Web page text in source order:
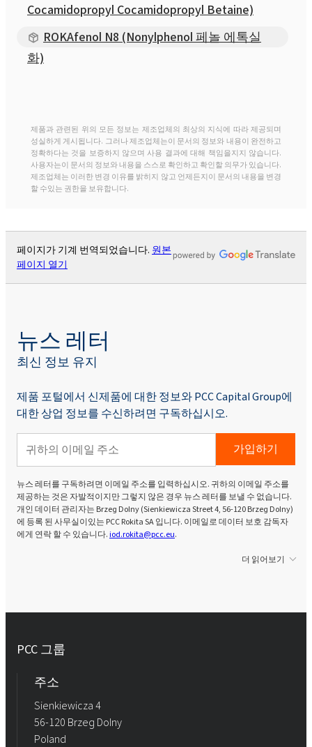
Cocamidopropyl Cocamidopropyl Betaine)
ROKAfenol N8 (Nonylphenol 페놀 에톡실
화)
제품과 관련된 위의 모든 정보는 제조업체의 최상의 지식에 따라 제공되며
성실하게 게시됩니다. 그러나 제조업체는이 문서의 정보와 내용이 완전하고
정확하다는 것을 보증하지 않으며 사용 결과에 대해 책임을지지 않습니다.
사용자는이 문서의 정보와 내용을 스스로 확인하고 확인할 의무가 있습니다.
제조업체는 이러한 변경 이유를 밝히지 않고 언제든지이 문서의 내용을 변경
할 수있는 권한을 보유합니다.
페이지가 기계 번역되었습니다. 원본
페이지 열기
뉴스 레터
최신 정보 유지
제품 포털에서 신제품에 대한 정보와 PCC Capital Group에
대한 상업 정보를 수신하려면 구독하십시오.
가입하기
뉴스 레터를 구독하려면 이메일 주소를 입력하십시오. 귀하의 이메일 주소를
제공하는 것은 자발적이지만 그렇지 않은 경우 뉴스 레터를 보낼 수 없습니다.
개인 데이터 관리자는 Brzeg Dolny (Sienkiewicza Street 4, 56-120 Brzeg Dolny)
에 등록 된 사무실이있는 PCC Rokita SA 입니다. 이메일로 데이터 보호 감독자
에게 연락 할 수 있습니다.iod.rokita@pcc.eu.
더 읽어보기
PCC 그룹
주소
Sienkiewicza 4
56-120 Brzeg Dolny
Poland